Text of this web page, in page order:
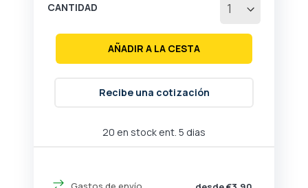
20 en stock ent. 5 dias
CANTIDAD
AÑADIR A LA CESTA
Recibe una cotización